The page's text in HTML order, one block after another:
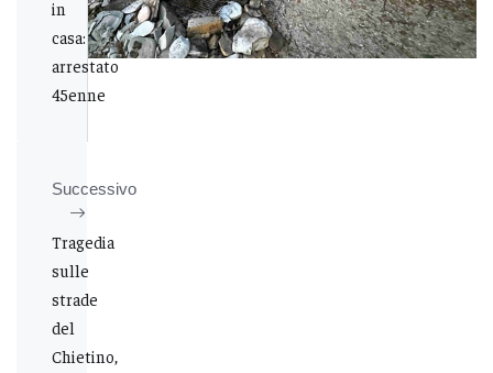
in
casa:
arrestato
45enne
Successivo
Tragedia
sulle
strade
del
Chietino,